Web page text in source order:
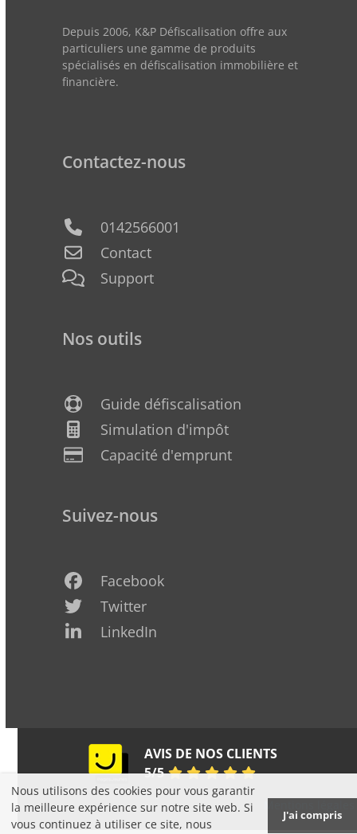
Nous utilisons des cookies pour vous garantir
la meilleure expérience sur notre site web. Si
vous continuez à utiliser ce site, nous
J'ai compris
Depuis 2006, K&P Défiscalisation offre aux
particuliers une gamme de produits
spécialisés en défiscalisation immobilière et
financière.
Contactez-nous
0142566001
Contact
Support
Nos outils
Guide défiscalisation
Simulation d'impôt
Capacité d'emprunt
Suivez-nous
Facebook
Twitter
LinkedIn
Pages
Jaunes
AVIS DE NOS CLIENTS
5/5
Copyright K&P Défiscalisation 2006-2025 -
- Reproduction interdite